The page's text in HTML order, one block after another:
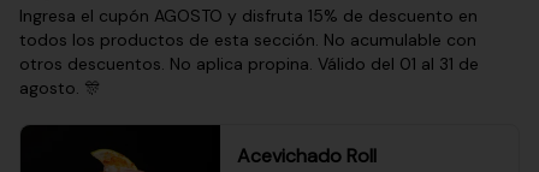
Ingresa el cupón AGOSTO y disfruta 15% de descuento en
todos los productos de esta sección. No acumulable con
otros descuentos. No aplica propina. Válido del 01 al 31 de
agosto. 🎊
Acevichado Roll